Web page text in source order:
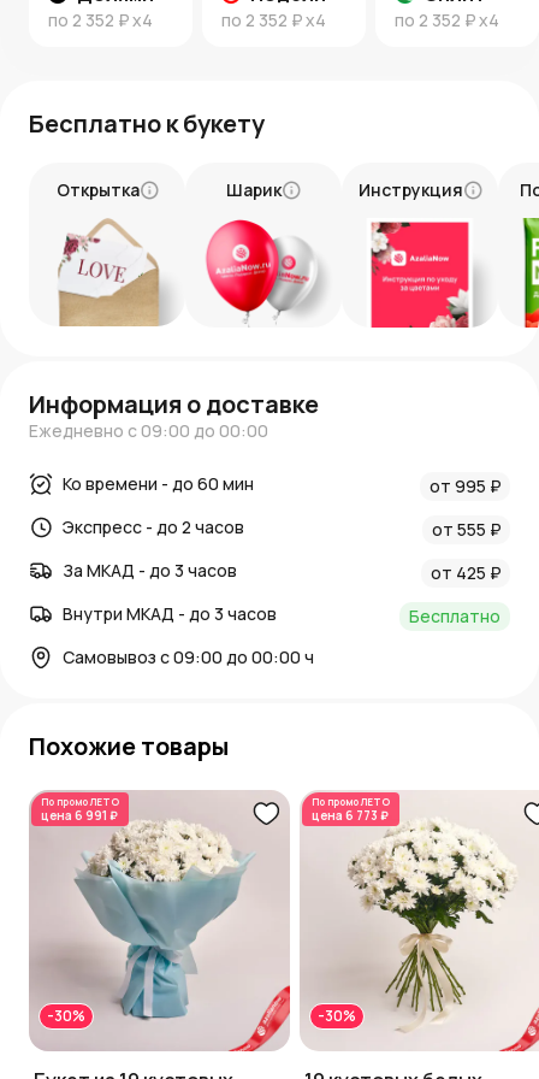
по 2 352 ₽x4 по 2 352 ₽x4 по 2 352 ₽x4
Бесплатно к букету
Открытка Шарик Инструкция
Информация о доставке
Ежедневно с 09:00 до 00:00
Ко времени - до 60 мин
от 995 ₽
Экспресс - до 2 часов
от 555 ₽
За МКАД - до 3 часов
от 425 ₽
Внутри МКАД - до 3 часов
Бесплатно
Самовывоз с 09:00 до 00:00 ч
Похожие товары
По промоЛЕТО
цена 6 991 ₽
-30%
По промоЛЕТО
цена 6 773 ₽
-30%